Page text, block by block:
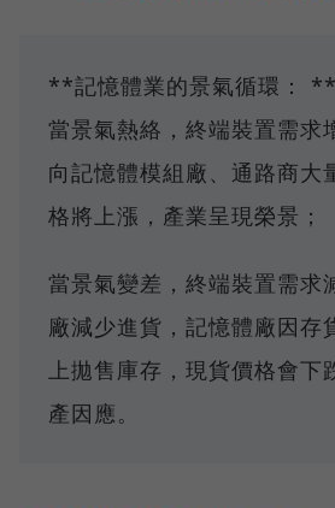
**記憶體業的景氣循環： **
當景氣熱絡，終端裝置需求
向記憶體模組廠、通路商大
格將上漲，產業呈現榮景；
當景氣變差，終端裝置需求
廠減少進貨，記憶體廠因存
上拋售庫存，現貨價格會下
產因應。